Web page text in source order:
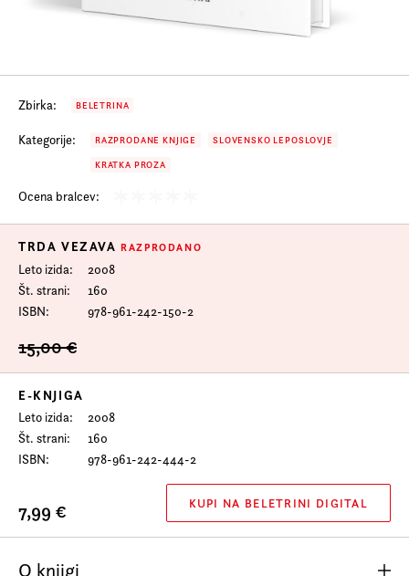
Zbirka: BELETRINA
Kategorije: RAZPRODANE KNJIGE SLOVENSKO LEPOSLOVJE
KRATKA PROZA
Ocena bralcev:
TRDA VEZAVARAZPRODANO
Leto izida
2008
Št. strani
160
ISBN
978-961-242-150-2
15,00 €
E-KNJIGA
Leto izida
2008
Št. strani
160
ISBN
978-961-242-444-2
7,99 € KUPI NA BELETRINI DIGITAL
O knjigi